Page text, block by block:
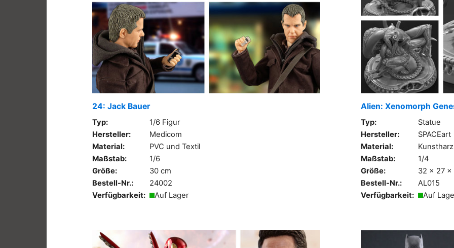
24: Jack Bauer
Typ:
1/6 Figur
Hersteller:
Medicom
Material:
PVC und Textil
Maßstab:
1/6
Größe:
30 cm
Bestell-Nr.:
24002
Verfügbarkeit:
Auf Lager
Alien: Xenomorph
Typ:
Statue
Hersteller:
SPACEart
Material:
Kunstharz
Maßstab:
1/4
Größe:
32 x 27 x
Bestell-Nr.:
AL015
Verfügbarkeit:
Auf